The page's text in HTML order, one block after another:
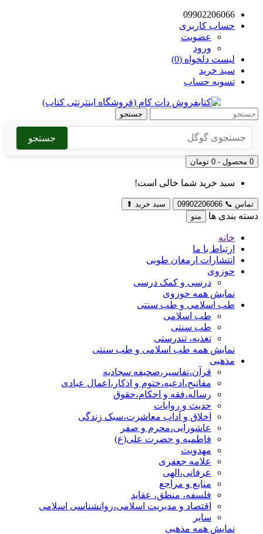
09902206066
حساب کاربری
عضویت
ورود
لیست دلخواه (0)
سبد خرید
تسویه حساب
جستجو
جستجو
0 محصول - 0 تومان
سبد خرید شما خالی است!
تماس 📞
09902206066 سبد خرید ⬆
دسته بندی ها منو
خانه
ارتباط با ما
انتشارات ارمغان طوبی
حوزوی
درسی و کمک درسی
نمایش همه حوزوی
طب اسلامی و طب سنتی
طب اسلامی
طب سنتی
تغذیه، تندرستی
نمایش همه طب اسلامی و طب سنتی
مذهبی
قرآن،تفاسیر،صحیفه سجادیه
مفاتیح،ادعیه،ختوم و اذکار،اعمال عبادی
رساله،فقه و احکام،حقوق
حدیث و روایات
اخلاق و آداب معاشرت،سبک زندگی
عاشورایی،محرم و صفر
فاطمیه و حضرت علی(ع)
مهدویت
علامه جعفری
عرفانی،الهی
منابع و مراجع
فلسفه، منطق، عقاید
اقتصاد و مدیریت اسلامی،روانشناسی اسلامی
سایر
نمایش همه مذهبی